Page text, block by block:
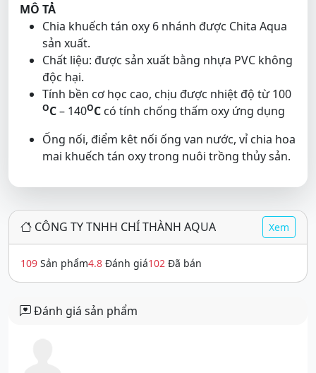
MÔ TẢ
Chia khuếch tán oxy 6 nhánh được Chita Aqua
sản xuất.
Chất liệu: được sản xuất bằng nhựa PVC không
độc hại.
Tính bền cơ học cao, chịu được nhiệt độ từ 100
OC– 140OC có tính chống thấm oxy ứng dụng
Ống nối, điểm kêt nối ống van nước, vỉ chia hoa
mai khuếch tán oxy trong nuôi trồng thủy sản.
CÔNG TY TNHH CHÍ THÀNH AQUA Xem
109 Sản phẩm4.8 Đánh giá102 Đã bán
Đánh giá sản phẩm